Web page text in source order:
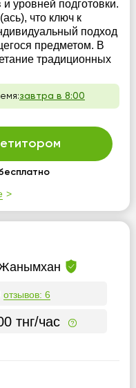
уровней подготовки.
что ключ к
подход
предметом. В
традиционных
завтра в 8:00
отзывов: 6
тнг/час